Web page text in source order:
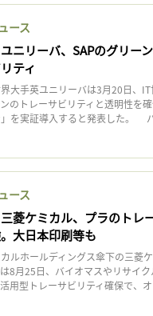
ース
ユニリーバ、SAPのグリー
ティ
大手英ユニリーバは3月20日、
のトレーサビリティと透明性を
を実証導入すると発表した。 パ
ース
三菱ケミカル、プラのト
大日本印刷等も
ルホールディングス傘下の三菱
8月25日、バイオマスやリサイ
用型トレーサビリティ確保で、